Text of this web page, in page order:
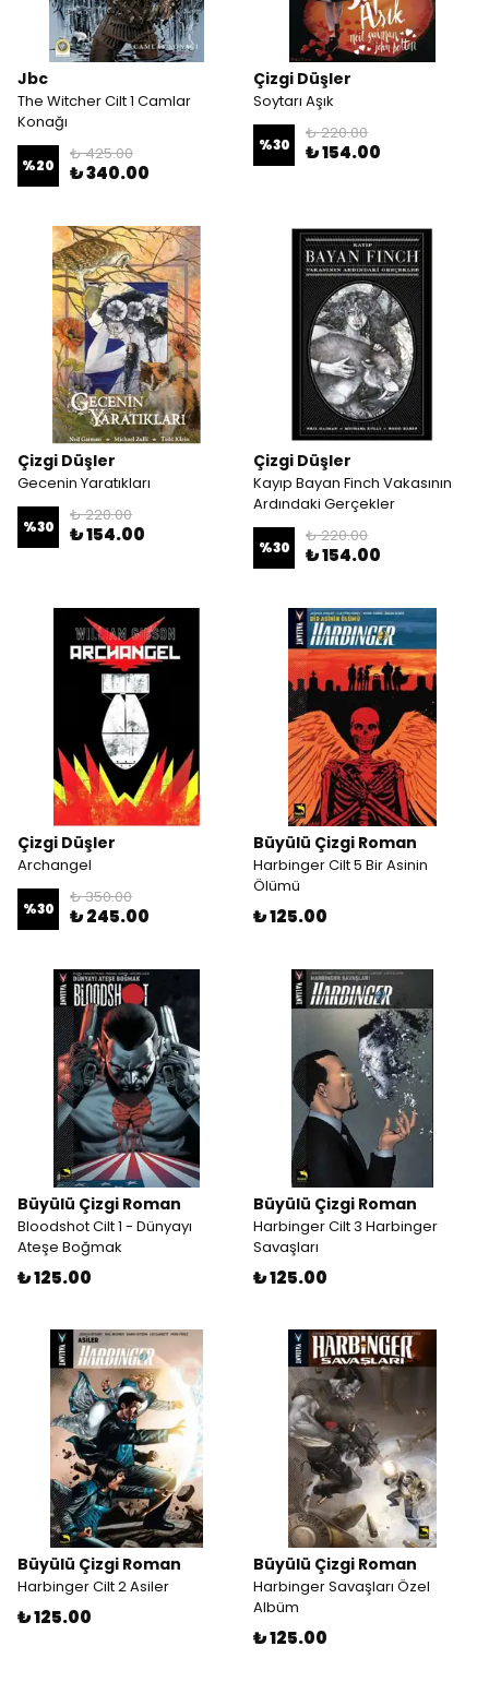
Jbc
The Witcher Cilt 1 Camlar
Konağı
%20
₺ 425.00
₺ 340.00
Çizgi Düşler
Soytarı Aşık
%30
₺ 220.00
₺ 154.00
Çizgi Düşler
Gecenin Yaratıkları
%30
₺ 220.00
₺ 154.00
Çizgi Düşler
Kayıp Bayan Finch Vakasının
Ardındaki Gerçekler
%30
₺ 220.00
₺ 154.00
Çizgi Düşler
Archangel
%30
₺ 350.00
₺ 245.00
Büyülü Çizgi Roman
Harbinger Cilt 5 Bir Asinin
Ölümü
₺ 125.00
Büyülü Çizgi Roman
Bloodshot Cilt 1 - Dünyayı
Ateşe Boğmak
₺ 125.00
Büyülü Çizgi Roman
Harbinger Cilt 3 Harbinger
Savaşları
₺ 125.00
Büyülü Çizgi Roman
Harbinger Cilt 2 Asiler
₺ 125.00
Büyülü Çizgi Roman
Harbinger Savaşları Özel
Albüm
₺ 125.00